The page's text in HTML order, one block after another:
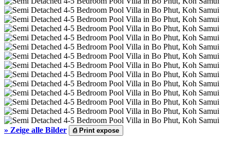
» Zeige alle Bilder ⎙Print expose